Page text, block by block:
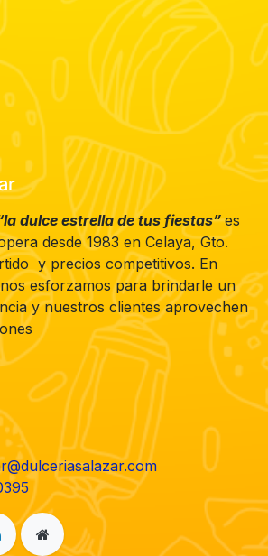
dulce estrella de tus fiestas”es
desde 1983 en Celaya, Gto.
y precios competitivos. En
esforzamos para brindarle un
y nuestros clientes aprovechen